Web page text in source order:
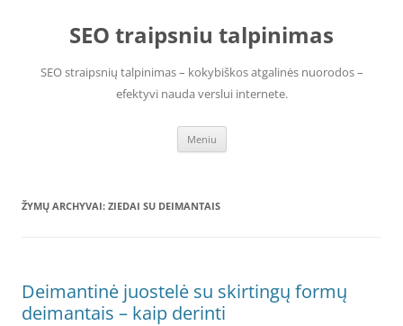
SEO traipsniu talpinimas
SEO straipsnių talpinimas – kokybiškos atgalinės nuorodos –
efektyvi nauda verslui internete.
Meniu
ŽYMŲ ARCHYVAI: ZIEDAI SU DEIMANTAIS
Deimantinė juostelė su skirtingų formų
deimantais – kaip derinti